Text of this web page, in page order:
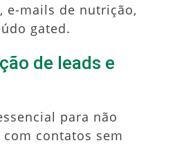
e-mails de nutrição,
gated.
de leads e
para não
contatos sem